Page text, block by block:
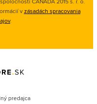
vzásadách spracovania
.
predajca